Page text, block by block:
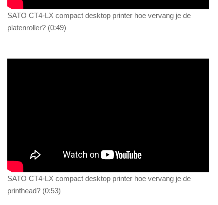
SATO CT4-LX compact desktop printer hoe vervang je de
platenroller? (0:49)
SATO CT4-LX compact desktop printer hoe vervang je de
printhead? (0:53)